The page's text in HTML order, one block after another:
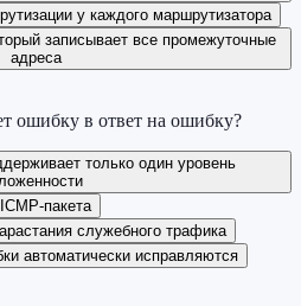
у каждого маршрутизатора
записывает все промежуточные
адреса
ошибку в ответ на ошибку?
только один уровень
пакета
служебного трафика
автоматически исправляются